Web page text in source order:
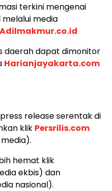
terkini mengenai
melalui media
Adilmakmur.co.id
daerah dapat dimonitor
Harianjayakarta.com
release serentak di
klik Persrilis.com
hemat klik
ekbis) dan
nasional).